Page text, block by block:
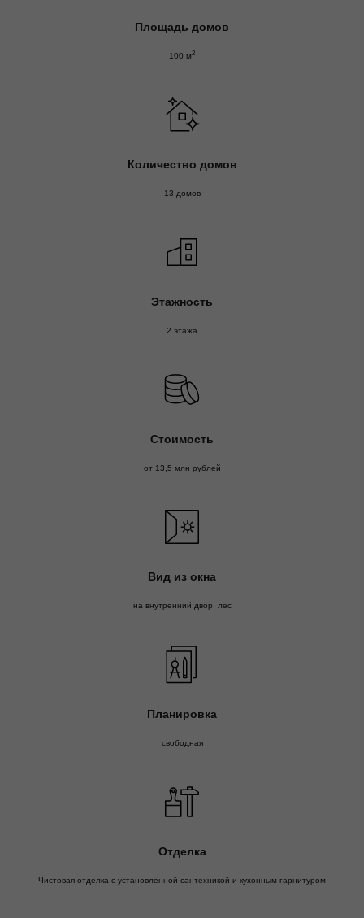
Площадь домов
100 м 2
Количество домов
13 домов
Этажность
2 этажа
Стоимость
от 13,5 млн рублей
Вид из окна
на внутренний двор, лес
Планировка
свободная
Отделка
Чистовая отделка с установленной сантехникой и кухонным гарнитуром